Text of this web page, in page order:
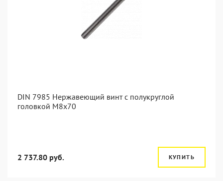
DIN 7985 Нержавеющий винт с полукруглой
головкой М8х70
2 737.80 руб. КУПИТЬ